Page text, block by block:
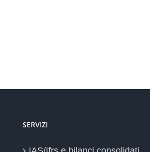
SERVIZI